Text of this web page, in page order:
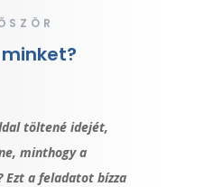
töltené idejét,
minthogy a
Ezt a feladatot bízza